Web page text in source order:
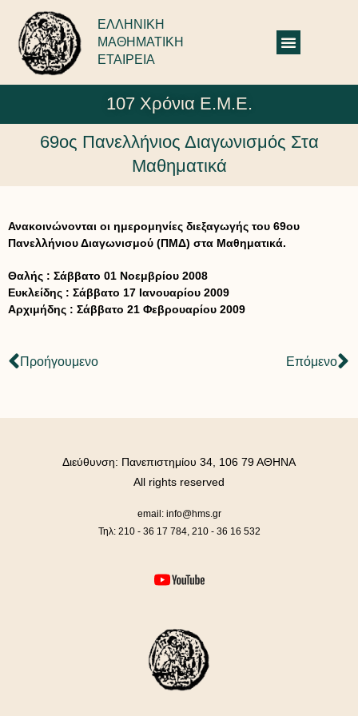
ΕΛΛΗΝΙΚΗ
ΜΑΘΗΜΑΤΙΚΗ
ΕΤΑΙΡΕΙΑ
107 Χρόνια Ε.Μ.Ε.
69ος Πανελλήνιος Διαγωνισμός Στα
Μαθηματικά
Ανακοινώνονται οι ημερομηνίες διεξαγωγής του 69ου
Πανελλήνιου Διαγωνισμού (ΠΜΔ) στα Μαθηματικά.
Θαλής : Σάββατο 01 Νοεμβρίου 2008
Ευκλείδης : Σάββατο 17 Ιανουαρίου 2009
Αρχιμήδης : Σάββατο 21 Φεβρουαρίου 2009
Προήγουμενο Επόμενο
email: info@hms.gr
Τηλ: 210 - 36 17 784, 210 - 36 16 532
Διεύθυνση: Πανεπιστημίου 34, 106 79 ΑΘΗΝΑ
All rights reserved